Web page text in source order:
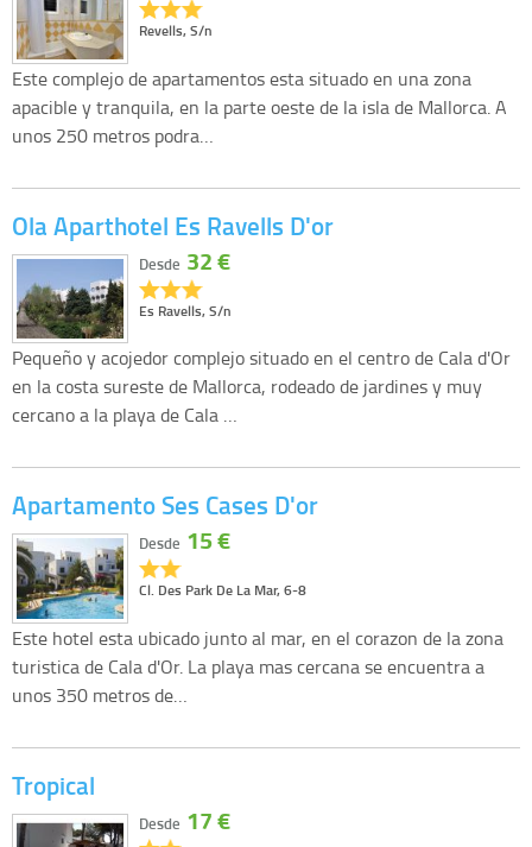
Revells, S/n
Este complejo de apartamentos esta situado en una zona
apacible y tranquila, en la parte oeste de la isla de Mallorca. A
unos 250 metros podra…
Ola Aparthotel Es Ravells D'or
Es Ravells, S/n
Desde 32 €
Pequeño y acojedor complejo situado en el centro de Cala d'Or
en la costa sureste de Mallorca, rodeado de jardines y muy
cercano a la playa de Cala …
Apartamento Ses Cases D'or
Cl. Des Park De La Mar, 6-8
Desde 15 €
Este hotel esta ubicado junto al mar, en el corazon de la zona
turistica de Cala d'Or. La playa mas cercana se encuentra a
unos 350 metros de…
Tropical
Desde 17 €